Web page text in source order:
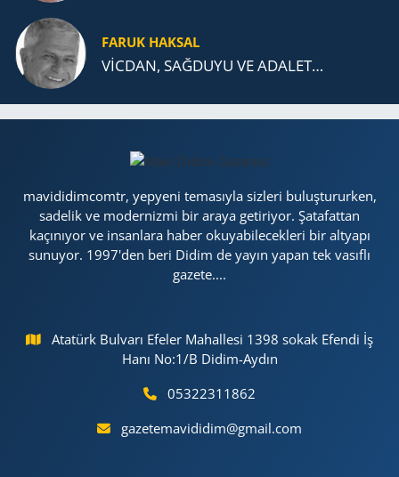
FARUK HAKSAL
VİCDAN, SAĞ­DU­YU VE ADA­LET…
mavididimcomtr, yepyeni temasıyla sizleri buluştururken,
sadelik ve modernizmi bir araya getiriyor. Şatafattan
kaçınıyor ve insanlara haber okuyabilecekleri bir altyapı
sunuyor. 1997'den beri Didim de yayın yapan tek vasıflı
gazete....
Atatürk Bulvarı Efeler Mahallesi 1398 sokak Efendi İş
Hanı No:1/B Didim-Aydın
05322311862
gazetemavididim@gmail.com